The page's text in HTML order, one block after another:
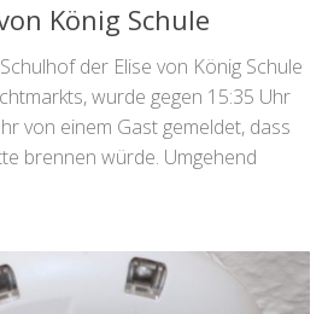
König Schule
der Elise von König Schule
wurde gegen 15:35 Uhr
von einem Gast gemeldet, dass
brennen würde. Umgehend